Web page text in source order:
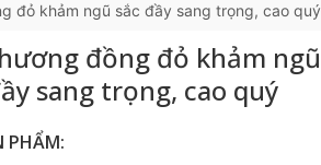
đỏ khảm ngũ sắc đầy sang trọng, cao quý
đồng đỏ khảm ngũ
sang trọng, cao quý
PHẨM: